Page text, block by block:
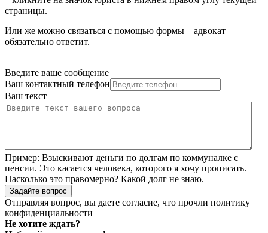
страницы.
Или же можно связаться с помощью формы – адвокат
обязательно ответит.
Введите ваше сообщение
Ваш контактный телефон
Ваш текст
Пример: Взыскивают деньги по долгам по коммуналке с
пенсии. Это касается человека, которого я хочу прописать.
Насколько это правомерно? Какой долг не знаю.
Задайте вопрос
Отправляя вопрос, вы даете согласие, что прочли политику
конфиденциальности
Не хотите ждать?